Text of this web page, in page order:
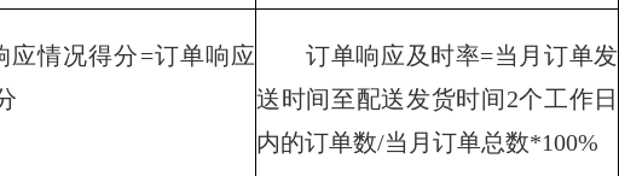
情况得分=订单响应 订单响应及时率=当月订单发
送时间至配送发货时间2个工作日
内的订单数/当月订单总数*100%